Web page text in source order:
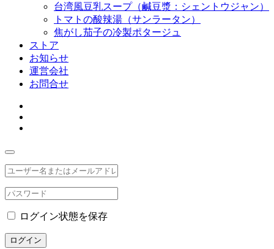
台湾風豆乳スープ（鹹豆漿：シェントウジャン）
トマトの酸辣湯（サンラータン）
焦がし茄子の冷製ポタージュ
ストア
お知らせ
運営会社
お問合せ
ログイン状態を保存
ログイン